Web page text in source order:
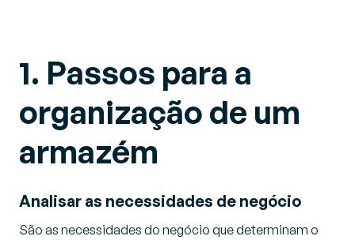
1. Passos para a
organização de um
armazém
Analisar as necessidades de negócio
São as necessidades do negócio que determinam o